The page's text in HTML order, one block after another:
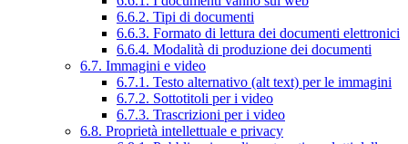
6.6.2. Tipi di documenti
6.6.3. Formato di lettura dei documenti elettronici
6.6.4. Modalità di produzione dei documenti
6.7. Immagini e video
6.7.1. Testo alternativo (alt text) per le immagini
6.7.2. Sottotitoli per i video
6.7.3. Trascrizioni per i video
6.8. Proprietà intellettuale e privacy